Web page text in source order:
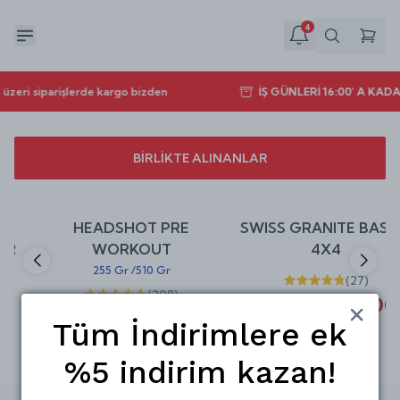
4
siparişlerde kargo bizden İŞ GÜNLERİ 16:00' A
BİRLİKTE ALINANLAR
indirim
HEADSHOT PRE
WORKOUT
255 Gr/510 Gr
(208)
₺ 545.00 ₺ 436.00
indirim
SWISS GRANITE BASICS
4X4
(27)
₺ 635.00
Tüm İndirimlere ek
%5 indirim kazan!